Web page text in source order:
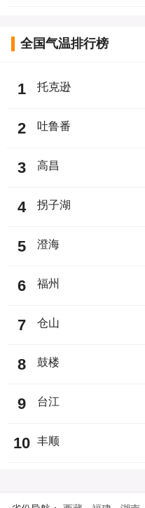
全国气温排行榜
1 托克逊
2 吐鲁番
3 高昌
4 拐子湖
5 澄海
6 福州
7 仓山
8 鼓楼
9 台江
10 丰顺